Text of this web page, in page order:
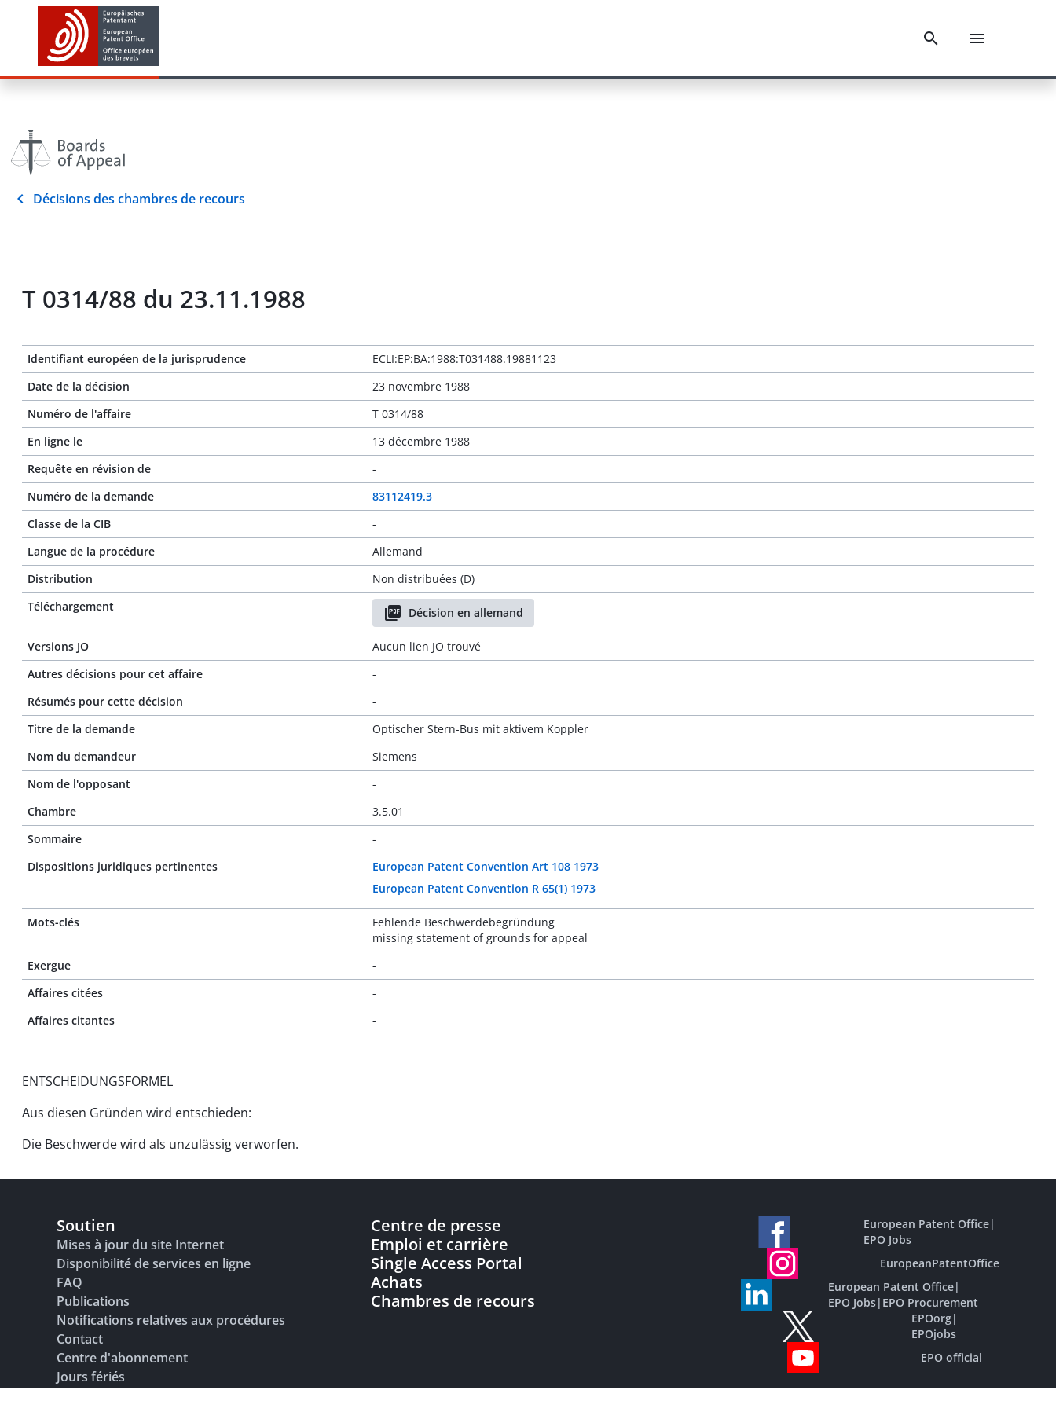
Décisions des chambres de recours
T 0314/88 du 23.11.1988
Identifiant européen de la jurisprudence
ECLI:EP:BA:1988:T031488.19881123
Date de la décision
23 novembre 1988
Numéro de l'affaire
T 0314/88
En ligne le
13 décembre 1988
Requête en révision de
-
Numéro de la demande
83112419.3
Classe de la CIB
-
Langue de la procédure
Allemand
Distribution
Non distribuées (D)
Téléchargement
Décision en allemand
Versions JO
Aucun lien JO trouvé
Autres décisions pour cet affaire
-
Résumés pour cette décision
-
Titre de la demande
Optischer Stern-Bus mit aktivem Koppler
Nom du demandeur
Siemens
Nom de l'opposant
-
Chambre
3.5.01
Sommaire
-
Dispositions juridiques pertinentes
European Patent Convention Art 108 1973
European Patent Convention R 65(1) 1973
Mots-clés
Fehlende Beschwerdebegründung
missing statement of grounds for appeal
Exergue
-
Affaires citées
-
Affaires citantes
-
ENTSCHEIDUNGSFORMEL
Aus diesen Gründen wird entschieden:
Die Beschwerde wird als unzulässig verworfen.
Soutien
Mises à jour du site Internet
Disponibilité de services en ligne
FAQ
Publications
Notifications relatives aux procédures
Contact
Centre d'abonnement
Jours fériés
Centre de presse
Emploi et carrière
Single Access Portal
Achats
Chambres de recours
European Patent Office|
EPO Jobs
EuropeanPatentOffice
European Patent Office|
EPO Jobs| EPO Procurement
EPOorg|
EPOjobs
EPO official